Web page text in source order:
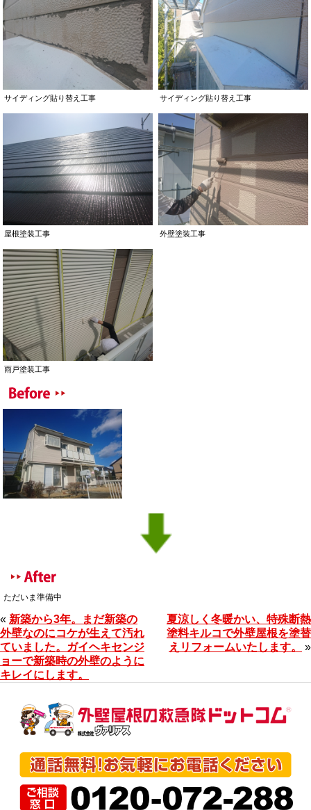
サイディング貼り替え工事 サイディング貼り替え工事
屋根塗装工事 外壁塗装工事
雨戸塗装工事
ただいま準備中
« 新築から3年。まだ新築の
外壁なのにコケが生えて汚れ
ていました。ガイヘキセンジ
ョーで新築時の外壁のように
キレイにします。
夏涼しく冬暖かい、特殊断熱
塗料キルコで外壁屋根を塗替
えリフォームいたします。
»